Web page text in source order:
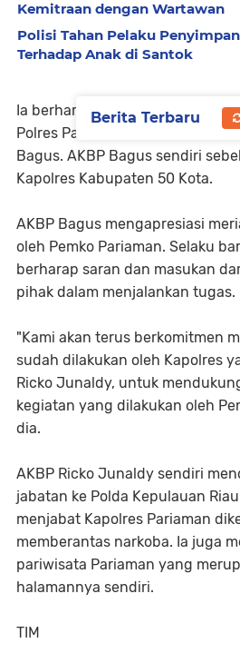
Kemitraan dengan Wartawan
Polisi Tahan Pelaku
Terhadap Anak di Santok
Ia berharap hubungan harmonis
Polres Pariaman makin erat di
Bagus. AKBP Bagus sendiri
Kapolres Kabupaten 50 Kota.
AKBP Bagus mengapresiasi
oleh Pemko Pariaman. Selaku
berharap saran dan masukan
pihak dalam menjalankan tugas.
"Kami akan terus berkomitmen
sudah dilakukan oleh Kapolres
Ricko Junaldy, untuk
kegiatan yang dilakukan oleh
dia.
AKBP Ricko Junaldy sendiri
jabatan ke Polda Kepulauan
menjabat Kapolres Pariaman
memberantas narkoba. Ia juga
pariwisata Pariaman yang
halamannya sendiri.
TIM
Berita Terbaru